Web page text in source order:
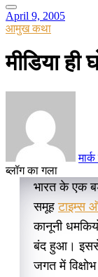
April 9, 2005
आमुख कथा
मीडिया ही
ब्लॉग का गला
भारत के एक
समूहटाइम्स
कानूनी
बंद हुआ। इससे
जगत में